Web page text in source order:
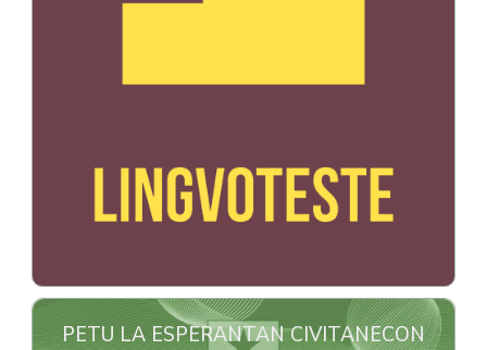
Bildo
PETU LA ESPERANTAN CIVITANECON